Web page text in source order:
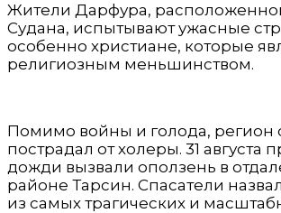
Жители Дарфура,
Судана, испытывают ужасные
особенно христиане, которые
религиозным меньшинством.
Помимо войны и голода, регион
пострадал от холеры. 31 августа
дожди вызвали оползень в
районе Тарсин. Спасатели
из самых трагических и